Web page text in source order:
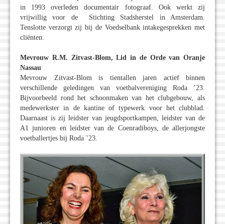
in 1993 overleden documentair fotograaf. Ook werkt zij
vrijwillig voor de Stichting Stadsherstel in Amsterdam.
Tenslotte verzorgt zij bij de Voedselbank intakegesprekken met
cliënten.
Mevrouw R.M. Zitvast-Blom, Lid in de Orde van Oranje
Nassau
Mevrouw Zitvast-Blom is tientallen jaren actief binnen
verschillende geledingen van voetbalvereniging Roda ’23.
Bijvoorbeeld rond het schoonmaken van het clubgebouw, als
medewerkster in de kantine of typewerk voor het clubblad.
Daarnaast is zij leidster van jeugdsportkampen, leidster van de
A1 junioren en leidster van de Coenradiboys, de allerjongste
voetballertjes bij Roda ’23.